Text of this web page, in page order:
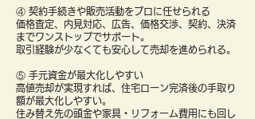
④ 契約手続きや販売活動をプロに任せられる
価格査定、内見対応、広告、価格交渉、契約、決済
までワンストップでサポート。
取引経験が少なくても安心して売却を進められる。
⑤ 手元資金が最大化しやすい
高値売却が実現すれば、住宅ローン完済後の手取り
額が最大化しやすい。
住み替え先の頭金や家具・リフォーム費用にも回し